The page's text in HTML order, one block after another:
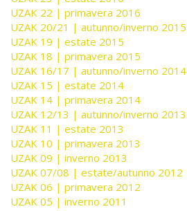
UZAK 22 | primavera 2016
UZAK 20/21 | autunno/inverno 2015
UZAK 19 | estate 2015
UZAK 18 | primavera 2015
UZAK 16/17 | autunno/inverno 2014
UZAK 15 | estate 2014
UZAK 14 | primavera 2014
UZAK 12/13 | autunno/inverno 2013
UZAK 11 | estate 2013
UZAK 10 | primavera 2013
UZAK 09 | inverno 2013
UZAK 07/08 | estate/autunno 2012
UZAK 06 | primavera 2012
UZAK 05 | inverno 2011